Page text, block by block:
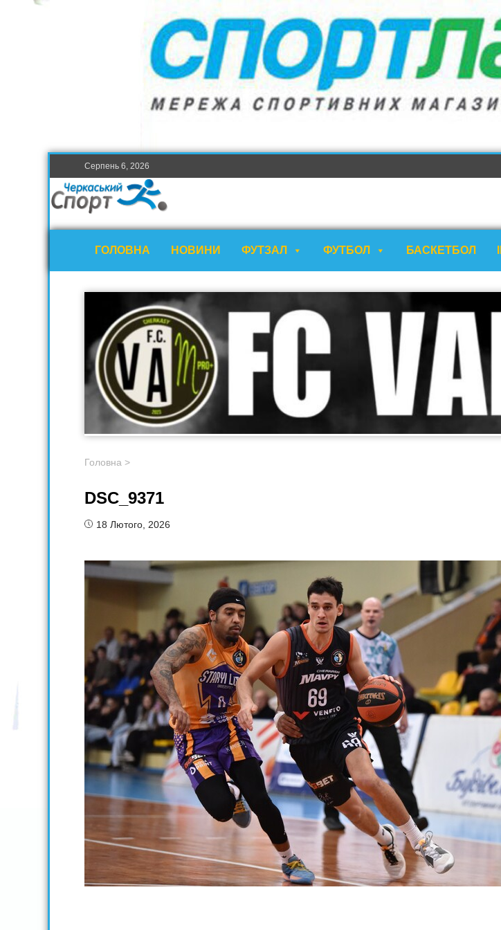
Серпень 6, 2026
ГОЛОВНА НОВИНИ ФУТЗАЛ ФУТБОЛ БАСКЕТБОЛ
Головна >
DSC_9371
18 Лютого, 2026